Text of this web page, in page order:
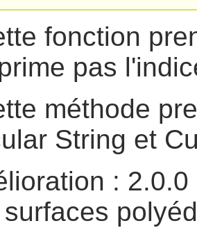
fonction
pas
méthode
String et
: